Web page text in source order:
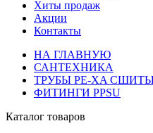
Хиты продаж
Акции
Контакты
НА ГЛАВНУЮ
САНТЕХНИКА
ТРУБЫ PE-XA
ФИТИНГИ PPSU
Каталог товаров